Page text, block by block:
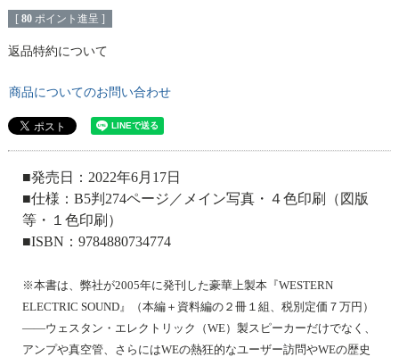
[ 80 ポイント進呈 ]
返品特約について
商品についてのお問い合わせ
■発売日：2022年6月17日
■仕様：B5判274ページ／メイン写真・４色印刷（図版
等・１色印刷）
■ISBN：9784880734774
※本書は、弊社が2005年に発刊した豪華上製本『WESTERN
ELECTRIC SOUND』（本編＋資料編の２冊１組、税別定価７万円）
――ウェスタン・エレクトリック（WE）製スピーカーだけでなく、
アンプや真空管、さらにはWEの熱狂的なユーザー訪問やWEの歴史